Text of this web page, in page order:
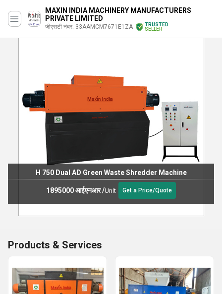
MAXIN INDIA MACHINERY MANUFACTURERS
PRIVATE LIMITED
जीएसटी नंबर. 33AAMCM7671E1ZA
TRUSTED
SELLER
H 750 Dual AD Green Waste Shredder Machine
1895000 आईएनआर/Unit Get a Price/Quote
Products & Services